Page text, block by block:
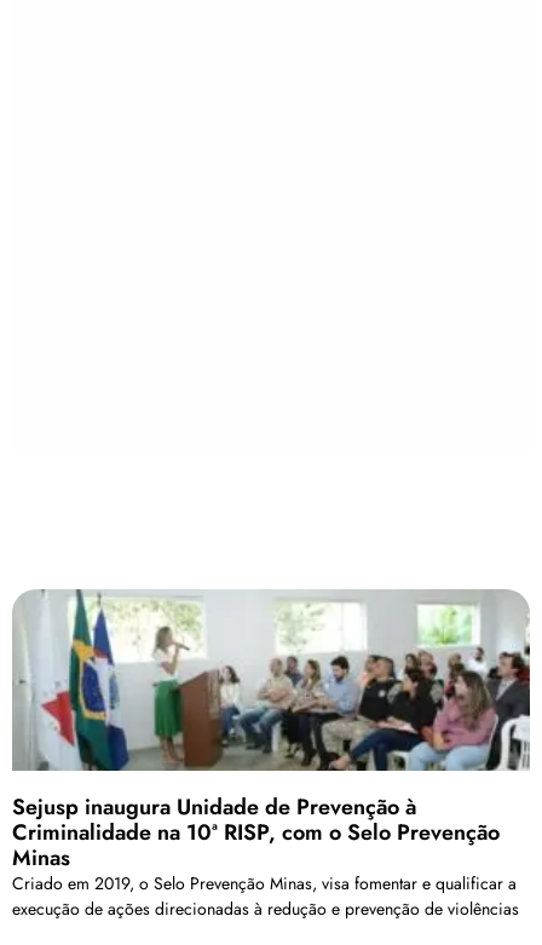
Sejusp inaugura Unidade de Prevenção à
Criminalidade na 10ª RISP, com o Selo Prevenção
Minas
Criado em 2019, o Selo Prevenção Minas, visa fomentar e qualificar a
execução de ações direcionadas à redução e prevenção de violências